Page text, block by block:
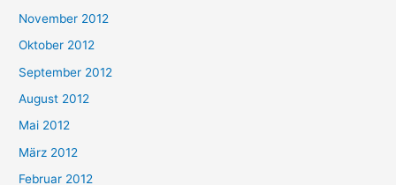
November 2012
Oktober 2012
September 2012
August 2012
Mai 2012
März 2012
Februar 2012